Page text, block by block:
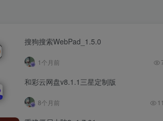
搜狗搜索WebPad_1.5.0
1个月前
和彩云网盘v8.1.1三星定制版
8个月前